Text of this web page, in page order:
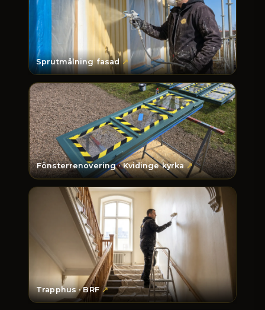
Sprutmålning fasad
Fönsterrenovering · Kvidinge kyrka
Trapphus · BRF